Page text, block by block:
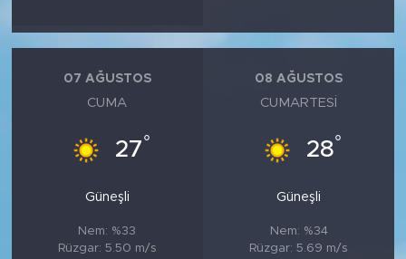
07 AĞUSTOS
CUMA
27°
Güneşli
Nem: %33
Rüzgar: 5.50 m/s
08 AĞUSTOS
CUMARTESI
28°
Güneşli
Nem: %34
Rüzgar: 5.69 m/s
FOTO GALERİ
ALINTI YAZARLAR